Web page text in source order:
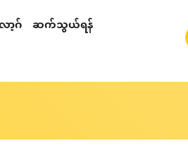
ာ့ဂ် ဆက်သွယ်ရန်